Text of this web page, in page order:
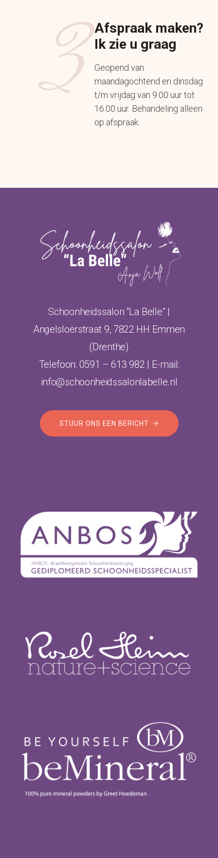
3 Afspraak maken?
Ik zie u graag
Geopend van
maandagochtend en dinsdag
t/m vrijdag van 9.00 uur tot
16.00 uur. Behandeling alleen
op afspraak.
Schoonheidssalon “La Belle” |
Angelsloërstraat 9, 7822 HH Emmen
(Drenthe)
Telefoon: 0591 – 613 982 | E-mail:
info@schoonheidssalonlabelle.nl
STUUR ONS EEN BERICHT